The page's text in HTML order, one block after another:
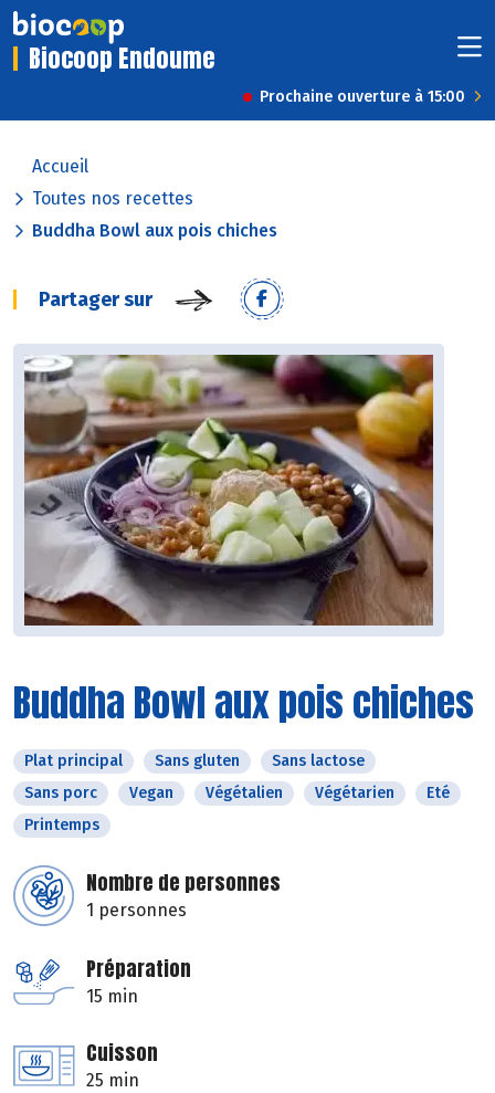
Biocoop Endoume
Prochaine ouverture à 15:00
Accueil
Toutes nos recettes
Buddha Bowl aux pois chiches
Partager sur
Buddha Bowl aux pois chiches
Plat principal Sans gluten
Sans lactose
Sans porc
Vegan Végétalien Végétarien
Eté
Printemps
Nombre de personnes
1 personnes
Préparation
15 min
Cuisson
25 min